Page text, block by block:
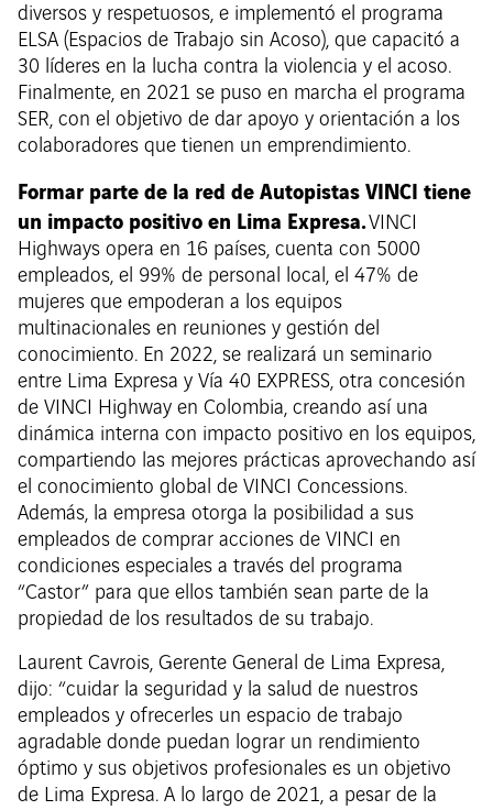
diversos y respetuosos, e implementó el programa
ELSA (Espacios de Trabajo sin Acoso), que capacitó a
30 líderes en la lucha contra la violencia y el acoso.
Finalmente, en 2021 se puso en marcha el programa
SER, con el objetivo de dar apoyo y orientación a los
colaboradores que tienen un emprendimiento.
Formar parte de la red de Autopistas VINCI tiene
un impacto positivo en Lima Expresa.VINCI
Highways opera en 16 países, cuenta con 5000
empleados, el 99% de personal local, el 47% de
mujeres que empoderan a los equipos
multinacionales en reuniones y gestión del
conocimiento. En 2022, se realizará un seminario
entre Lima Expresa y Vía 40 EXPRESS, otra concesión
de VINCI Highway en Colombia, creando así una
dinámica interna con impacto positivo en los equipos,
compartiendo las mejores prácticas aprovechando así
el conocimiento global de VINCI Concessions.
Además, la empresa otorga la posibilidad a sus
empleados de comprar acciones de VINCI en
condiciones especiales a través del programa
“Castor” para que ellos también sean parte de la
propiedad de los resultados de su trabajo.
Laurent Cavrois, Gerente General de Lima Expresa,
dijo: “cuidar la seguridad y la salud de nuestros
empleados y ofrecerles un espacio de trabajo
agradable donde puedan lograr un rendimiento
óptimo y sus objetivos profesionales es un objetivo
de Lima Expresa. A lo largo de 2021, a pesar de la